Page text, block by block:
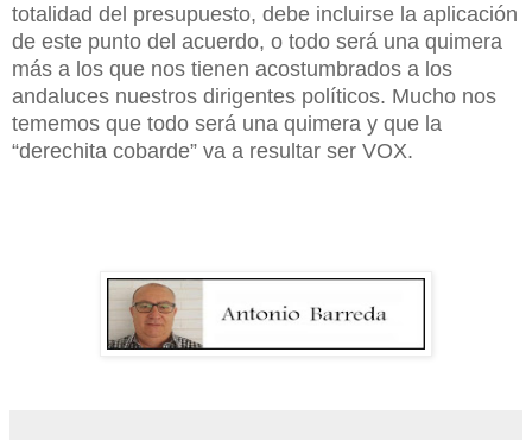
totalidad del presupuesto, debe incluirse la aplicación
de este punto del acuerdo, o todo será una quimera
más a los que nos tienen acostumbrados a los
andaluces nuestros dirigentes políticos. Mucho nos
tememos que todo será una quimera y que la
“derechita cobarde” va a resultar ser VOX.